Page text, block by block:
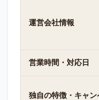
運営会社情報
営業時間・対応日
独自の特徴・キャン